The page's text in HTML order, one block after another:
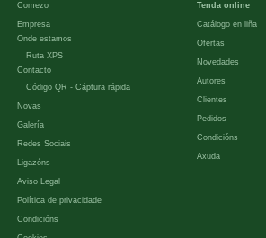
Comezo
Empresa
Onde estamos
Ruta XPS
Contacto
Código QR - Cáptura rápida
Novas
Galería
Redes Sociais
Ligazóns
Aviso Legal
Política de privacidade
Condicións
Tenda online
Catálogo en liña
Ofertas
Novedades
Autores
Clientes
Pedidos
Condicións
Axuda